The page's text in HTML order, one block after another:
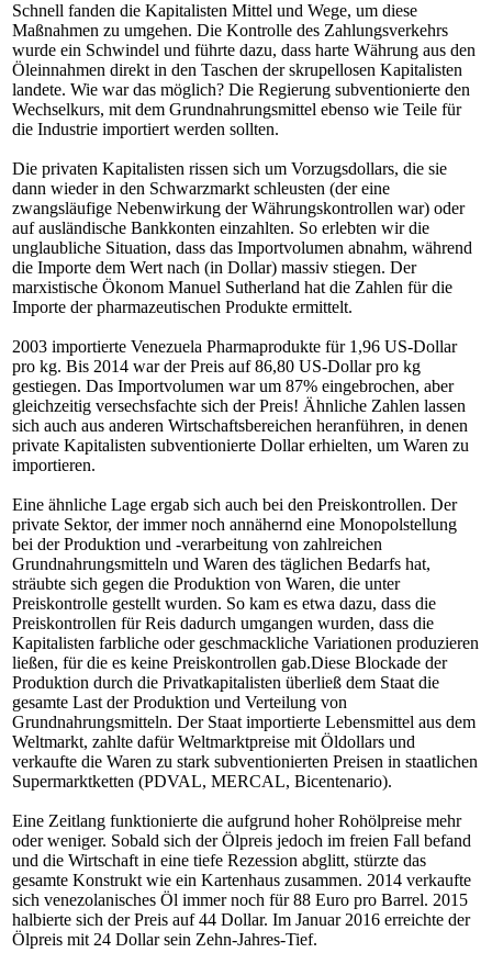
Schnell fanden die Kapitalisten Mittel und Wege, um diese
Maßnahmen zu umgehen. Die Kontrolle des Zahlungsverkehrs
wurde ein Schwindel und führte dazu, dass harte Währung aus den
Öleinnahmen direkt in den Taschen der skrupellosen Kapitalisten
landete. Wie war das möglich? Die Regierung subventionierte den
Wechselkurs, mit dem Grundnahrungsmittel ebenso wie Teile für
die Industrie importiert werden sollten.
Die privaten Kapitalisten rissen sich um Vorzugsdollars, die sie
dann wieder in den Schwarzmarkt schleusten (der eine
zwangsläufige Nebenwirkung der Währungskontrollen war) oder
auf ausländische Bankkonten einzahlten. So erlebten wir die
unglaubliche Situation, dass das Importvolumen abnahm, während
die Importe dem Wert nach (in Dollar) massiv stiegen. Der
marxistische Ökonom Manuel Sutherland hat die Zahlen für die
Importe der pharmazeutischen Produkte ermittelt.
2003 importierte Venezuela Pharmaprodukte für 1,96 US-Dollar
pro kg. Bis 2014 war der Preis auf 86,80 US-Dollar pro kg
gestiegen. Das Importvolumen war um 87% eingebrochen, aber
gleichzeitig versechsfachte sich der Preis! Ähnliche Zahlen lassen
sich auch aus anderen Wirtschaftsbereichen heranführen, in denen
private Kapitalisten subventionierte Dollar erhielten, um Waren zu
importieren.
Eine ähnliche Lage ergab sich auch bei den Preiskontrollen. Der
private Sektor, der immer noch annähernd eine Monopolstellung
bei der Produktion und -verarbeitung von zahlreichen
Grundnahrungsmitteln und Waren des täglichen Bedarfs hat,
sträubte sich gegen die Produktion von Waren, die unter
Preiskontrolle gestellt wurden. So kam es etwa dazu, dass die
Preiskontrollen für Reis dadurch umgangen wurden, dass die
Kapitalisten farbliche oder geschmackliche Variationen produzieren
ließen, für die es keine Preiskontrollen gab.Diese Blockade der
Produktion durch die Privatkapitalisten überließ dem Staat die
gesamte Last der Produktion und Verteilung von
Grundnahrungsmitteln. Der Staat importierte Lebensmittel aus dem
Weltmarkt, zahlte dafür Weltmarktpreise mit Öldollars und
verkaufte die Waren zu stark subventionierten Preisen in staatlichen
Supermarktketten (PDVAL, MERCAL, Bicentenario).
Eine Zeitlang funktionierte die aufgrund hoher Rohölpreise mehr
oder weniger. Sobald sich der Ölpreis jedoch im freien Fall befand
und die Wirtschaft in eine tiefe Rezession abglitt, stürzte das
gesamte Konstrukt wie ein Kartenhaus zusammen. 2014 verkaufte
sich venezolanisches Öl immer noch für 88 Euro pro Barrel. 2015
halbierte sich der Preis auf 44 Dollar. Im Januar 2016 erreichte der
Ölpreis mit 24 Dollar sein Zehn-Jahres-Tief.